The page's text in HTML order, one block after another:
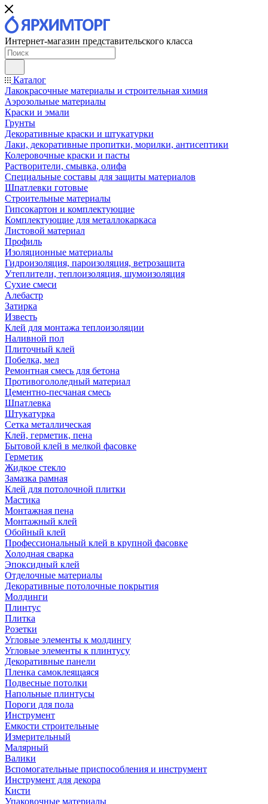
Интернет-магазин представительского класса
Каталог
Лакокрасочные материалы и строительная химия
Аэрозольные материалы
Краски и эмали
Грунты
Декоративные краски и штукатурки
Лаки, декоративные пропитки, морилки, антисептики
Колеровочные краски и пасты
Растворители, смывка, олифа
Специальные составы для защиты материалов
Шпатлевки готовые
Строительные материалы
Гипсокартон и комплектующие
Комплектующие для металлокаркаса
Листовой материал
Профиль
Изоляционные материалы
Гидроизоляция, пароизоляция, ветрозащита
Утеплители, теплоизоляция, шумоизоляция
Сухие смеси
Алебастр
Затирка
Известь
Клей для монтажа теплоизоляции
Наливной пол
Плиточный клей
Побелка, мел
Ремонтная смесь для бетона
Противогололедный материал
Цементно-песчаная смесь
Шпатлевка
Штукатурка
Сетка металлическая
Клей, герметик, пена
Бытовой клей в мелкой фасовке
Герметик
Жидкое стекло
Замазка рамная
Клей для потолочной плитки
Мастика
Монтажная пена
Монтажный клей
Обойный клей
Профессиональный клей в крупной фасовке
Холодная сварка
Эпоксидный клей
Отделочные материалы
Декоративные потолочные покрытия
Молдинги
Плинтус
Плитка
Розетки
Угловые элементы к молдингу
Угловые элементы к плинтусу
Декоративные панели
Пленка самоклеящаяся
Подвесные потолки
Напольные плинтусы
Пороги для пола
Инструмент
Емкости строительные
Измерительный
Малярный
Валики
Вспомогательные приспособления и инструмент
Инструмент для декора
Кисти
Упаковочные материалы